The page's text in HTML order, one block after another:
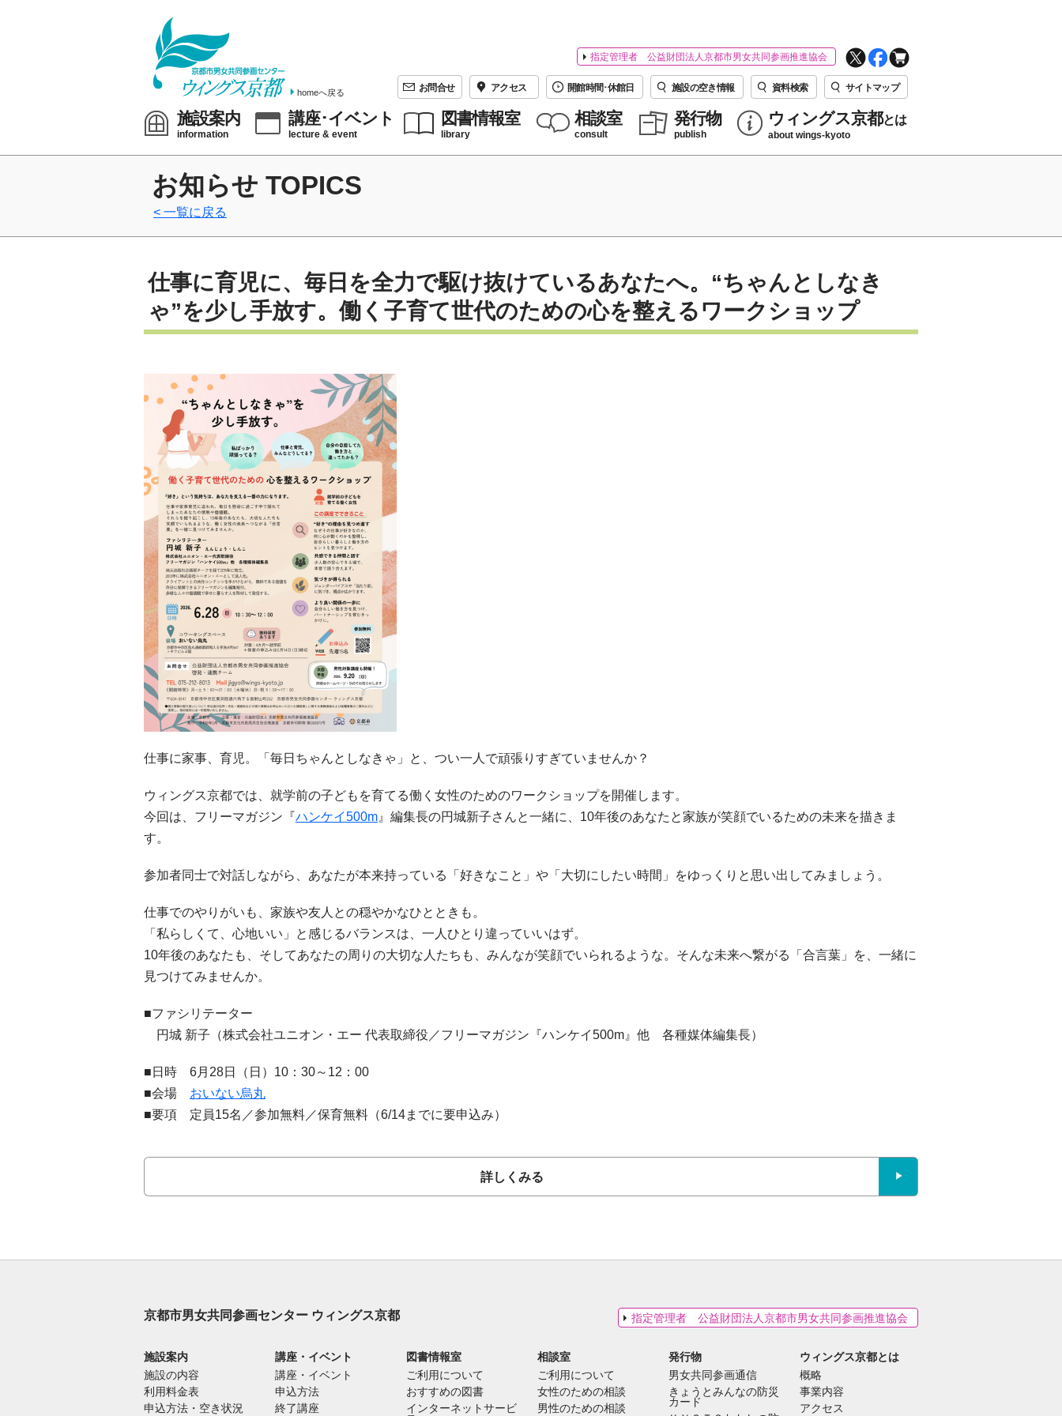
homeへ戻る
指定管理者 公益財団法人京都市男女共同参画推進協会
お問合せ アクセス 開館時間･休館日 施設の空き情報 資料検索 サイトマップ
施設案内
information
講座･イベント
lecture & event
図書情報室
library
相談室
consult
発行物
publish
ウィングス京都とは
about wings-kyoto
お知らせ TOPICS
一覧に戻る
仕事に育児に、毎日を全力で駆け抜けているあなたへ。“ちゃんとしなき
ゃ”を少し手放す。働く子育て世代のための心を整えるワークショップ
仕事に家事、育児。「毎日ちゃんとしなきゃ」と、つい一人で頑張りすぎていませんか？
ウィングス京都では、就学前の子どもを育てる働く女性のためのワークショップを開催します。
今回は、フリーマガジン『ハンケイ500m 』編集長の円城新子さんと一緒に、10年後のあなたと家族が笑顔でいるための未来を描きま
す。
参加者同士で対話しながら、あなたが本来持っている「好きなこと」や「大切にしたい時間」をゆっくりと思い出してみましょう。
仕事でのやりがいも、家族や友人との穏やかなひとときも。
「私らしくて、心地いい」と感じるバランスは、一人ひとり違っていいはず。
10年後のあなたも、そしてあなたの周りの大切な人たちも、みんなが笑顔でいられるような。そんな未来へ繋がる「合言葉」を、一緒に
見つけてみませんか。
■ファシリテーター
円城 新子（株式会社ユニオン・エー 代表取締役／フリーマガジン『ハンケイ500m』他 各種媒体編集長）
■日時 6月28日（日）10：30～12：00
■会場 おいない烏丸
■要項 定員15名／参加無料／保育無料（6/14までに要申込み）
詳しくみる
京都市男女共同参画センター ウィングス京都 指定管理者 公益財団法人京都市男女共同参画推進協会
施設案内
施設の内容
利用料金表
申込方法・空き状況
講座・イベント
講座・イベント
申込方法
終了講座
図書情報室
ご利用について
おすすめの図書
インターネットサービ
相談室
ご利用について
女性のための相談
男性のための相談
発行物
男女共同参画通信
きょうとみんなの防災
カード
ウィングス京都とは
概略
事業内容
アクセス